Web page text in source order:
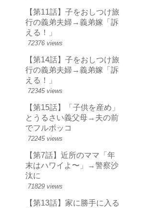
【第11話】子をおしつけ旅
行の義弟夫婦→義弟嫁「訴
える！」
72376 views
【第14話】子をおしつけ旅
行の義弟夫婦→義弟嫁「訴
える！」
72345 views
【第15話】「子供を産め」
とうるさい義父母→夫の前
でフルボッコ
72245 views
【第7話】近所のママ「年
末はハワイよ〜」→警察沙
汰に
71829 views
【第13話】家に勝手に入る